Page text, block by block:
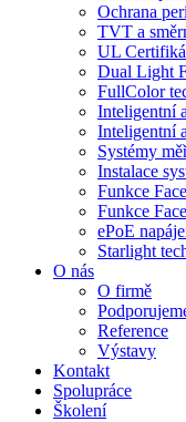
Ochrana
TVT a
UL
Dual Light
FullColor
Inteligentní
Inteligentní
Systémy
Instalace
Funkce
Funkce
ePoE
Starlight
O nás
O firmě
Reference
Výstavy
Kontakt
Spolupráce
Školení